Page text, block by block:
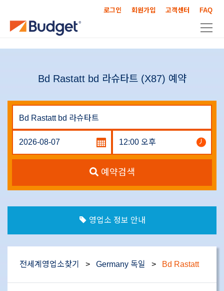
로그인 회원가입 고객센터 FAQ
Bd Rastatt bd 라슈타트 (X87) 예약
예약검색
영업소 정보 안내
전세계영업소찾기 > Germany 독일 > Bd Rastatt